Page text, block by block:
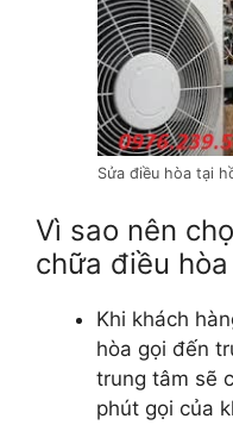
Sửa điều hòa tại
Vì sao nên
chữa điều hòa
Khi khách
hòa gọi đến
trung tâm sẽ
phút gọi của